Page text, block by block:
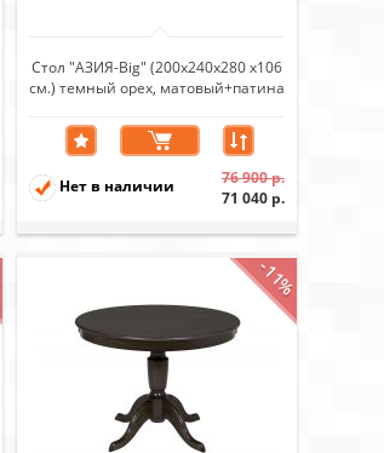
Стол "АЗИЯ-Big" (200х240х280 х106
см.) темный орех, матовый+патина
Нет в наличии
76 900 р.
71 040 р.
-11%